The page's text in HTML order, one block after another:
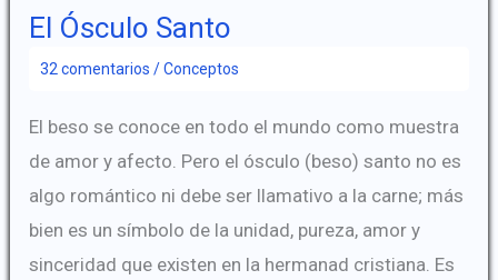
El Ósculo Santo
32 comentarios /Conceptos
El beso se conoce en todo el mundo como muestra
de amor y afecto. Pero el ósculo (beso) santo no es
algo romántico ni debe ser llamativo a la carne; más
bien es un símbolo de la unidad, pureza, amor y
sinceridad que existen en la hermanad cristiana. Es